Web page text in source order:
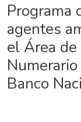
Programa
agentes
el Área
Banco